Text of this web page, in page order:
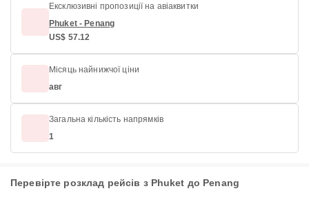
Ексклюзивні пропозиції на авіаквитки
Phuket - Penang
US$ 57.12
Місяць найнижчої ціни
авг
Загальна кількість напрямків
1
Перевірте розклад рейсів з Phuket до Penang